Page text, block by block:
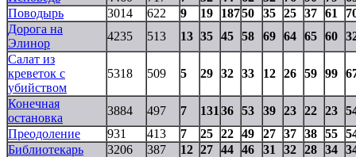
Поводырь
3014 622 9 19 18750 35 25 37 61
Дорога на
Элинор
4235 513 13 35 45 58 69 64 65 60
Салат из
креветок с
убийством
5318 509 5 29 32 33 12 26 59 99
Конечная
остановка
3884 497 7 131 36 53 39 23 22 23
Преодоление
931 413 7 25 22 49 27 37 38 55
Библиотекарь
3206 387 12 27 44 46 31 32 28 34